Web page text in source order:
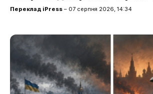
Переклад iPress – 07 серпня 2026, 14:34